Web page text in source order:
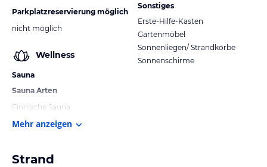
Parkplatzreservierung möglich
nicht möglich
Wellness
Sauna
Sauna Arten
Finnische Sauna
Sonstiges
Erste-Hilfe-Kasten
Gartenmöbel
Sonnenliegen/ Strandkörbe
Sonnenschirme
Mehr anzeigen
Strand